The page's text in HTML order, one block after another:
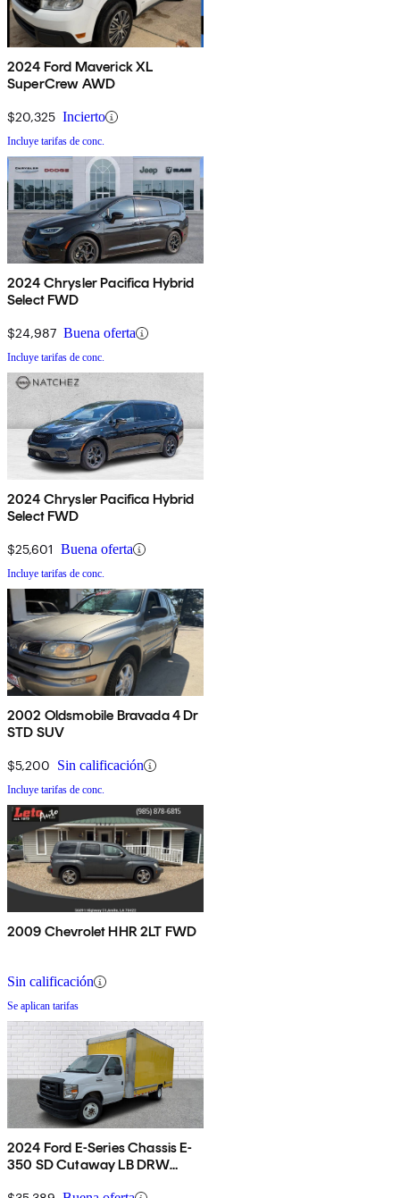
2024 Ford Maverick XL
SuperCrew AWD
$20,325 Incierto
Incluye tarifas de conc.
2024 Chrysler Pacifica Hybrid
Select FWD
$24,987 Buena oferta
Incluye tarifas de conc.
2024 Chrysler Pacifica Hybrid
Select FWD
$25,601 Buena oferta
Incluye tarifas de conc.
2002 Oldsmobile Bravada 4 Dr
STD SUV
$5,200 Sin calificación
Incluye tarifas de conc.
2009 Chevrolet HHR 2LT FWD
Sin calificación
Se aplican tarifas
2024 Ford E-Series Chassis E-
350 SD Cutaway LB DRW